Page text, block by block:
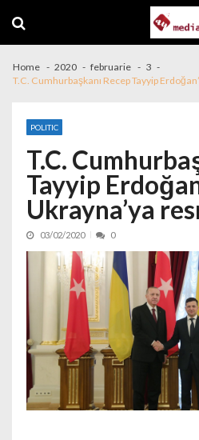
Home 2020 februarie
3
T.C. Cumhurbaşkanı Recep Tayyip
POLITIC
T.C.
Tayyip
Ukrayna’ya
03/02/2020 0